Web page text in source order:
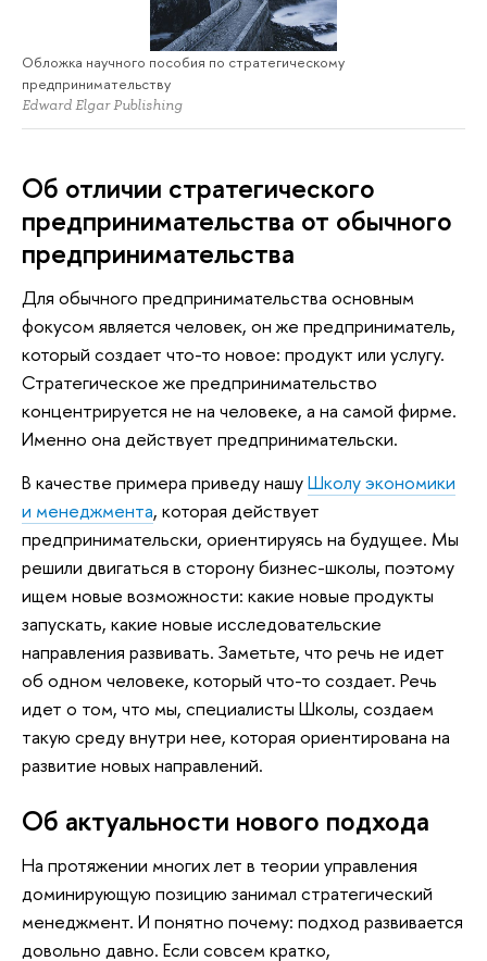
Обложка научного пособия по стратегическому
предпринимательству
Edward Elgar Publishing
Об отличии стратегического
предпринимательства от обычного
предпринимательства
Для обычного предпринимательства основным
фокусом является человек, он же предприниматель,
который создает что-то новое: продукт или услугу.
Стратегическое же предпринимательство
концентрируется не на человеке, а на самой фирме.
Именно она действует предпринимательски.
В качестве примера приведу нашуШколу экономики
и менеджмента, которая действует
предпринимательски, ориентируясь на будущее. Мы
решили двигаться в сторону бизнес-школы, поэтому
ищем новые возможности: какие новые продукты
запускать, какие новые исследовательские
направления развивать. Заметьте, что речь не идет
об одном человеке, который что-то создает. Речь
идет о том, что мы, специалисты Школы, создаем
такую среду внутри нее, которая ориентирована на
развитие новых направлений.
Об актуальности нового подхода
На протяжении многих лет в теории управления
доминирующую позицию занимал стратегический
менеджмент. И понятно почему: подход развивается
довольно давно. Если совсем кратко,